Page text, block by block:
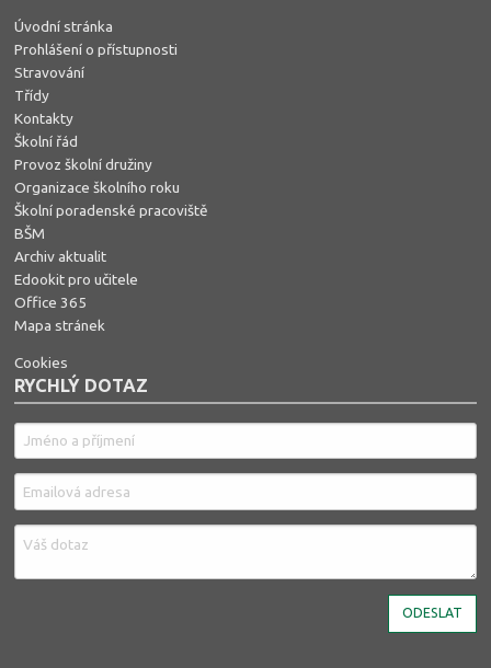
Úvodní stránka
Prohlášení o přístupnosti
Stravování
Třídy
Kontakty
Školní řád
Provoz školní družiny
Organizace školního roku
Školní poradenské pracoviště
BŠM
Archiv aktualit
Edookit pro učitele
Office 365
Mapa stránek
Cookies
RYCHLÝ DOTAZ